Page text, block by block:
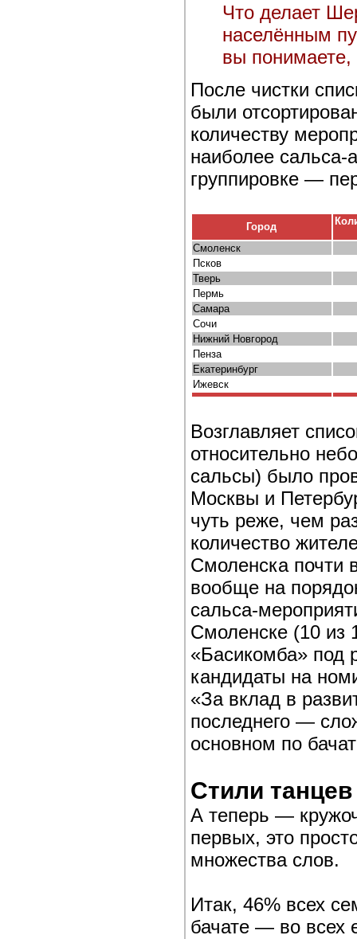
Что делает
населённым
вы понимаете,
После чистки
были
количеству
наиболее сальса-
группировке —
Город
Смоленск
Псков
Тверь
Пермь
Самара
Сочи
Нижний Новгород
Пенза
Екатеринбург
Ижевск
Возглавляет
относительно
сальсы) было
Москвы и
чуть реже, чем
количество
Смоленска почти
вообще на
сальса-
Смоленске (10 из
«Басикомба» под
кандидаты на
«За вклад в
последнего —
основном по
Стили танцев
А теперь —
первых, это
множества слов.
Итак, 46% всех
бачате — во всех